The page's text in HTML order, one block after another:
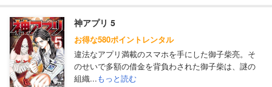
神アプリ 5
お得な580ポイントレンタル
違法なアプリ満載のスマホを手にした御子柴亮。そ
のせいで多額の借金を背負わされた御子柴は、謎の
組織...もっと読む